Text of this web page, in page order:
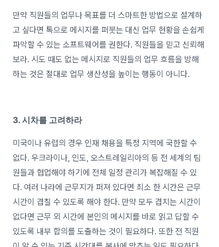
만약 직원들의 업무나 목표를 더 스마트한 방법으로 설계하
고 싶다면 톡으로 메시지를 퍼붓는 대신 업무 현황을 손쉽게
파악할 수 있는 소프트웨어를 권한다. 직원들을 믿고 신뢰해
보라. 시도 때도 없는 메시지로 직원들의 업무 흐름을 방해
하는 것은 절대로 업무 생산성을 높이는 행동이 아니다.
3. 시차를 고려하라
미국이나 유럽의 경우 인재 채용을 특정 지역에 국한할 수
없다. 우크라이나, 인도, 오스트레일리아의 등 전 세계의 팀
원들과 협업해야 하기에 전체 일정 관리가 복잡해질 수 있
다. 여러 나라에 근무지가 퍼져 있다면 최소 한 시간은 근무
시간이 겹칠 수 있도록 해야 한다. 만약 모두 겹치는 시간이
없다면 근무 외 시간에 본인의 메시지를 바로 읽고 답할 수
있도록 내부 합의를 도출하는 것이 필요하다. 또한 전 직원